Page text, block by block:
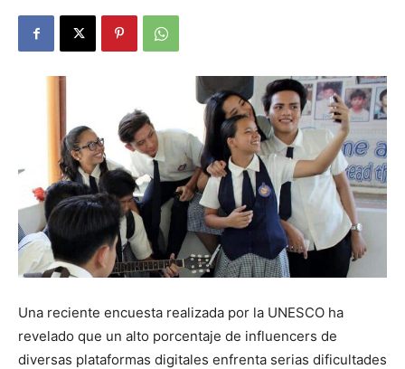
Una reciente encuesta realizada por la UNESCO ha
revelado que un alto porcentaje de influencers de
diversas plataformas digitales enfrenta serias dificultades